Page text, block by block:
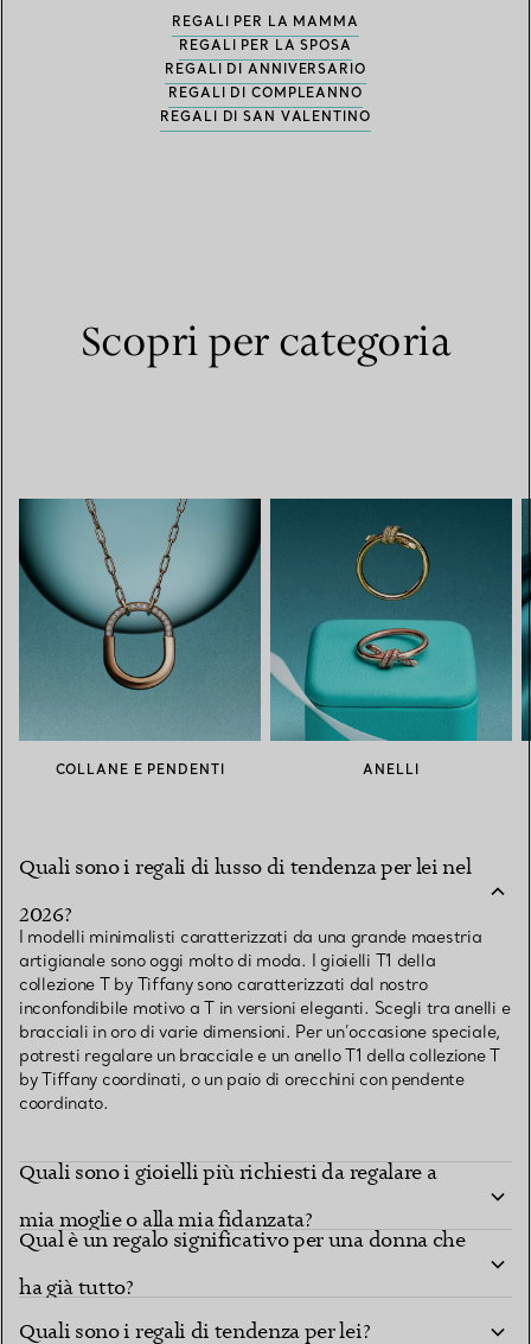
REGALI PER LA MAMMA
REGALI PER LA SPOSA
REGALI DI ANNIVERSARIO
REGALI DI COMPLEANNO
REGALI DI SAN VALENTINO
Scopri per categoria
COLLANE E PENDENTI ANELLI
Quali sono i regali di lusso di tendenza per lei nel
2026?
I modelli minimalisti caratterizzati da una grande maestria
artigianale sono oggi molto di moda. I gioielli T1 della
collezione T by Tiffany sono caratterizzati dal nostro
inconfondibile motivo a T in versioni eleganti. Scegli tra anelli e
bracciali in oro di varie dimensioni. Per un’occasione speciale,
potresti regalare un bracciale e un anello T1 della collezione T
by Tiffany coordinati, o un paio di orecchini con pendente
coordinato.
Quali sono i gioielli più richiesti da regalare a
mia moglie o alla mia fidanzata?
Qual è un regalo significativo per una donna che
ha già tutto?
Quali sono i regali di tendenza per lei?